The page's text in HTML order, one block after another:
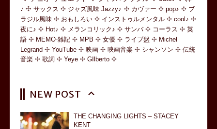
♪
サックス ジャズ風味 Jazzy♪ カヴァー pop♪
ブ
ラジル風味
おもしろい インストゥルメンタル
cool♪
夜に♪
Hot♪ メランコリック♪ サンバ コーラス
英
語
MEMO-雑記 MPB 女優 ライブ盤
Michel
Legrand
YouTube 映画 映画音楽 シャンソン
伝統
音楽
歌詞 Yeye GIlberto
NEW POST
THE CHANGING LIGHTS – STACEY
KENT